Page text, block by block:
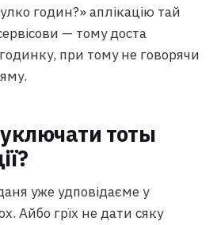
годин?» аплікацію тай
— тому доста
при тому не говорячи
тоты
уже удповідаєме у
Айбо грїх не дати сяку